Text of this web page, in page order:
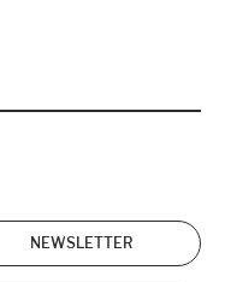
NEWSLETTER